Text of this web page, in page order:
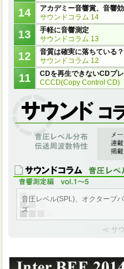
14
アカデミー音響賞、音響
サウンドコラム 14
13
手軽に音響測定
サウンドコラム 13
12
音質は確実に落ちている？
サウンドコラム 12
11
CDを再生できないCDプ
CCCD(Copy Control CD)
音響測定、音圧レベル分布、伝送周
「アメニティ＆サウンド 音と快適
連したコラムをサウンド コラムの
音圧レベル(SPL)、オクターブ
ズ
≪ サ
Inter BEE 2014 参